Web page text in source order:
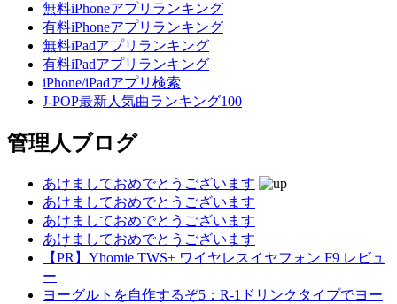
無料iPhoneアプリランキング
有料iPhoneアプリランキング
無料iPadアプリランキング
有料iPadアプリランキング
iPhone/iPadアプリ検索
J-POP最新人気曲ランキング100
管理人ブログ
あけましておめでとうございます
あけましておめでとうございます
あけましておめでとうございます
あけましておめでとうございます
【PR】Yhomie TWS+ ワイヤレスイヤフォン F9 レビュ
ー
ヨーグルトを自作するぞ5：R-1ドリンクタイプでヨー